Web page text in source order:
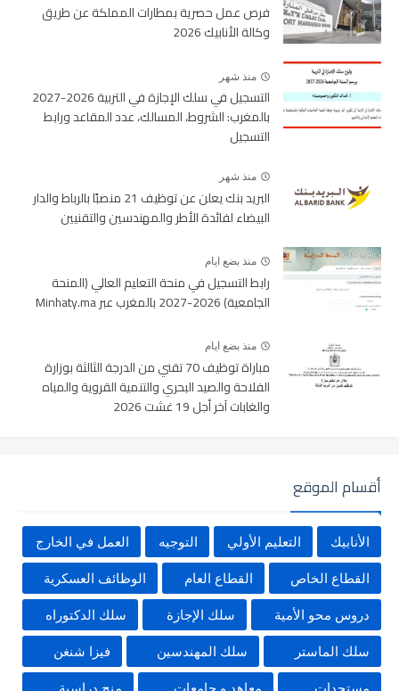
فرص عمل حصرية بمطارات المملكة عن طريق
وكالة الأنابيك 2026
منذ شهر
التسجيل في سلك الإجازة في التربية 2026-2027
بالمغرب: الشروط، المسالك، عدد المقاعد ورابط
التسجيل
منذ شهر
البريد بنك يعلن عن توظيف 21 منصبًا بالرباط والدار
البيضاء لفائدة الأطر والمهندسين والتقنيين
منذ بضع ايام
رابط التسجيل في منحة التعليم العالي (المنحة
الجامعية) 2026-2027 بالمغرب عبر Minhaty.ma
منذ بضع ايام
مباراة توظيف 70 تقني من الدرجة الثالثة بوزارة
الفلاحة والصيد البحري والتنمية القروية والمياه
والغابات آخر أجل 19 غشت 2026
أقسام الموقع
الأنابيك التعليم الأولي التوجيه العمل في الخارج
القطاع الخاص القطاع العام الوظائف العسكرية
دروس محو الأمية سلك الإجازة سلك الدكتوراه
سلك الماستر سلك المهندسين فيزا شنغن
مستجدات معاهد و جامعات منح دراسية